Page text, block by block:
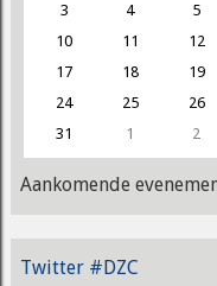
3
4 5
10
11 12
17
18 19
24
25 26
31
1 2
Aankomende
Twitter #DZC